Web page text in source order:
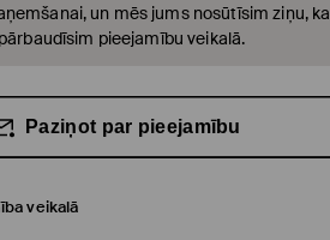
un mēs jums nosūtīsim ziņu,
pieejamību veikalā.
Paziņot par pieejamību
veikalā